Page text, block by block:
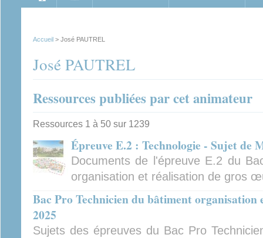
Accueil > José PAUTREL
José PAUTREL
Ressources publiées par cet animateur
Ressources 1 à 50 sur 1239
Épreuve E.2 : Technologie - Sujet de
Documents de l'épreuve E.2 du
organisation et réalisation de gros
Bac Pro Technicien du bâtiment
2025
Sujets des épreuves du Bac Pro